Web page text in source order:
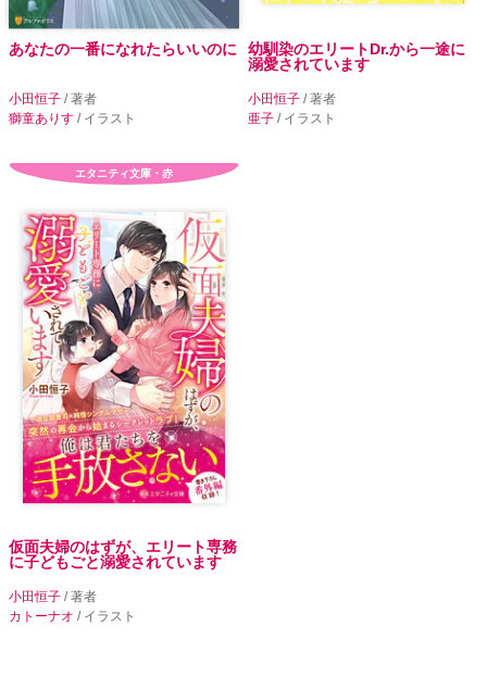
あなたの一番になれたらいいのに
小田恒子 / 著者
獅童ありす / イラスト
幼馴染のエリートDr.から一途に
溺愛されています
小田恒子 / 著者
亜子 / イラスト
エタニティ文庫・赤
仮面夫婦のはずが、エリート専務
に子どもごと溺愛されています
小田恒子 / 著者
カトーナオ / イラスト